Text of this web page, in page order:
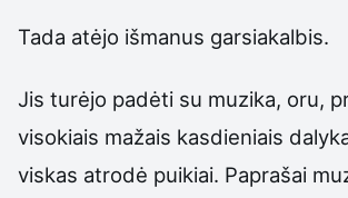
Tada atėjo išmanus garsiakalbis.
Jis turėjo padėti su muzika, oru,
visokiais mažais kasdieniais
viskas atrodė puikiai. Paprašai